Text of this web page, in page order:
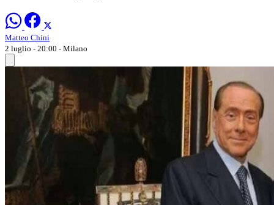
Matteo Chini
2 luglio - 20:00 - Milano